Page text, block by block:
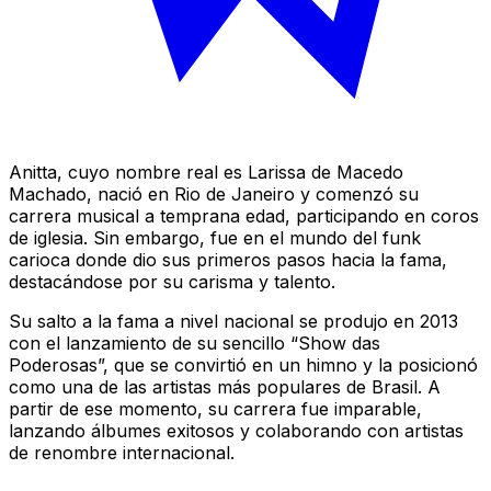
Anitta, cuyo nombre real es Larissa de Macedo
Machado, nació en Rio de Janeiro y comenzó su
carrera musical a temprana edad, participando en coros
de iglesia. Sin embargo, fue en el mundo del funk
carioca donde dio sus primeros pasos hacia la fama,
destacándose por su carisma y talento.
Su salto a la fama a nivel nacional se produjo en 2013
con el lanzamiento de su sencillo “Show das
Poderosas”, que se convirtió en un himno y la posicionó
como una de las artistas más populares de Brasil. A
partir de ese momento, su carrera fue imparable,
lanzando álbumes exitosos y colaborando con artistas
de renombre internacional.